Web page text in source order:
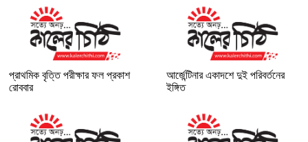
প্রাথমিক বৃত্তি পরীক্ষার ফল প্রকাশ
রোববার
আর্জেন্টিনার একাদশে দুই পরিবর্তনের
ইঙ্গিত